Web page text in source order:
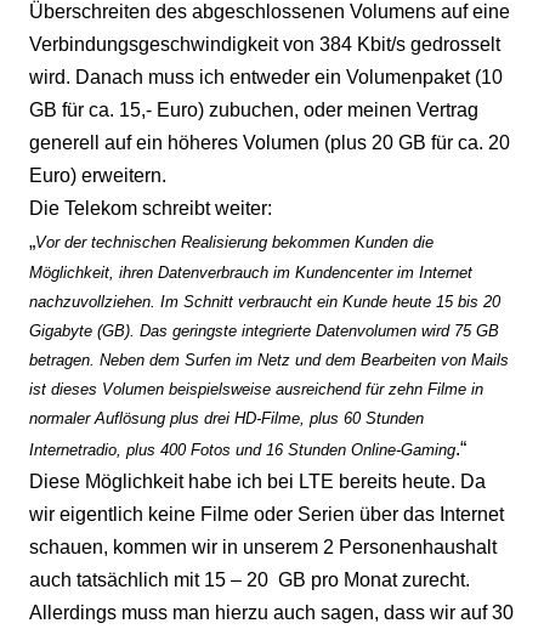
Überschreiten des abgeschlossenen Volumens auf eine
Verbindungsgeschwindigkeit von 384 Kbit/s gedrosselt
wird. Danach muss ich entweder ein Volumenpaket (10
GB für ca. 15,- Euro) zubuchen, oder meinen Vertrag
generell auf ein höheres Volumen (plus 20 GB für ca. 20
Euro) erweitern.
Die Telekom schreibt weiter:
„Vor der technischen Realisierung bekommen Kunden die
Möglichkeit, ihren Datenverbrauch im Kundencenter im Internet
nachzuvollziehen. Im Schnitt verbraucht ein Kunde heute 15 bis 20
Gigabyte (GB). Das geringste integrierte Datenvolumen wird 75 GB
betragen. Neben dem Surfen im Netz und dem Bearbeiten von Mails
ist dieses Volumen beispielsweise ausreichend für zehn Filme in
normaler Auflösung plus drei HD-Filme, plus 60 Stunden
Internetradio, plus 400 Fotos und 16 Stunden Online-Gaming.“
Diese Möglichkeit habe ich bei LTE bereits heute. Da
wir eigentlich keine Filme oder Serien über das Internet
schauen, kommen wir in unserem 2 Personenhaushalt
auch tatsächlich mit 15 – 20 GB pro Monat zurecht.
Allerdings muss man hierzu auch sagen, dass wir auf 30